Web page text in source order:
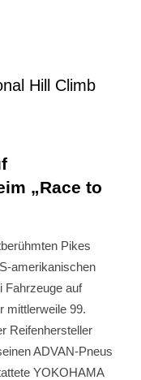
Hill Climb
„Race to
Pikes
amerikanischen
Fahrzeuge auf
mittlerweile 99.
Reifenhersteller
ADVAN-Pneus
YOKOHAMA